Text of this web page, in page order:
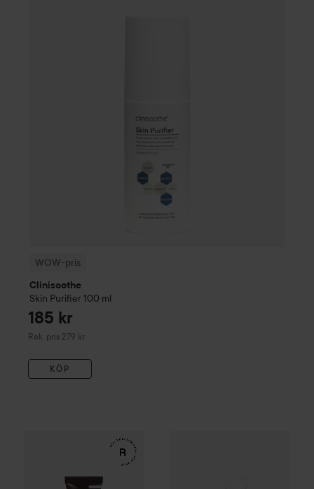
WOW-pris
Clinisoothe
Skin Purifier 100 ml
185 kr
Rek. pris 279 kr
Rekommenderat pris 279 kr
KÖP
Skin Purifier
RefectoCilEyelash & Eyebrow Tint